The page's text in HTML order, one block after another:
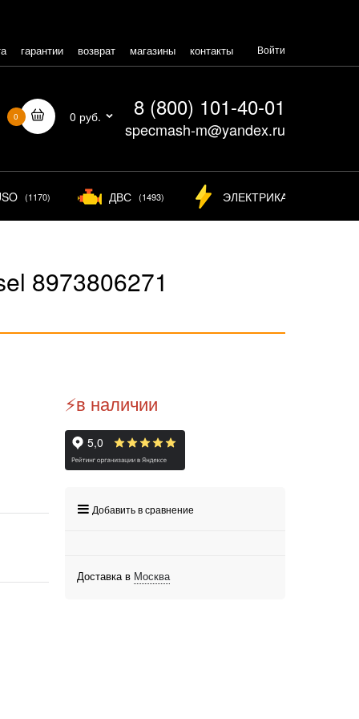
гарантии возврат магазины контакты Войти
0 0 руб. 8 (800) 101-40-01
specmash-m@yandex.ru
(1170) ДВС (1493) ЭЛЕКТРИКА
8973806271
⚡️в наличии
Добавить в сравнение
Доставка в Москва